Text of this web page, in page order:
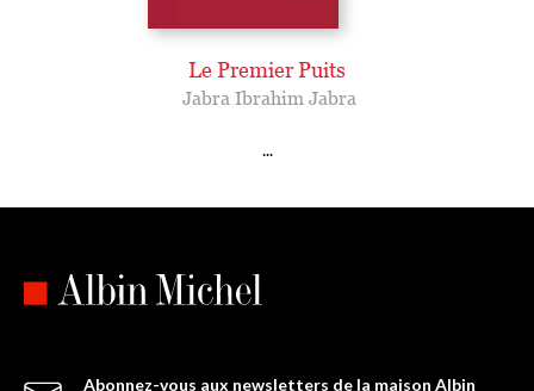
Le Premier Puits
Jabra Ibrahim Jabra
...
Abonnez-vous aux newsletters de la maison Albin